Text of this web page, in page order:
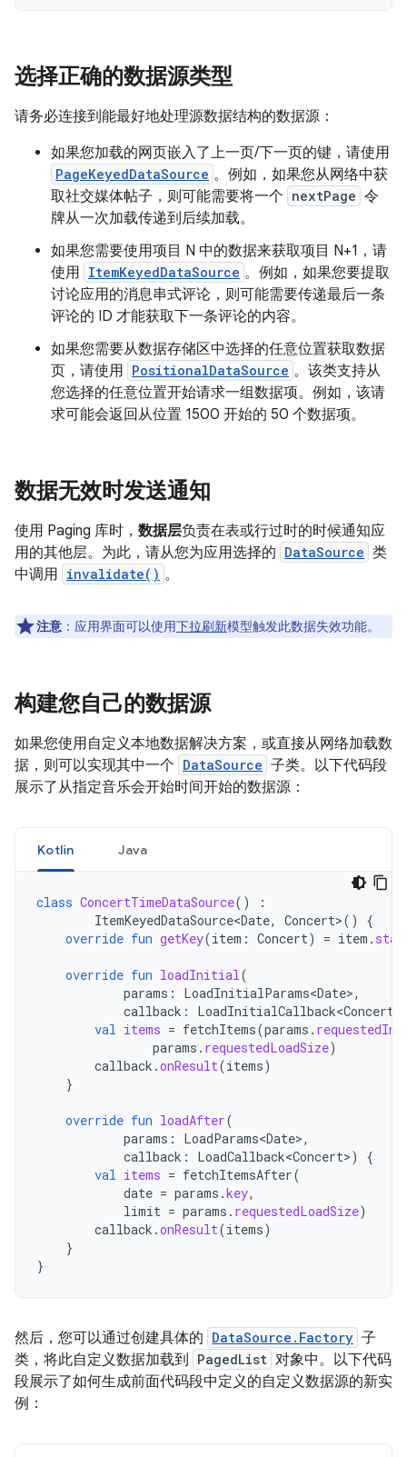
选择正确的数据源类型
请务必连接到能最好地处理源数据结构的数据源：
如果您加载的网页嵌入了上一页/下一页的键，请使用
PageKeyedDataSource 。例如，如果您从网络中获
取社交媒体帖子，则可能需要将一个 nextPage 令
牌从一次加载传递到后续加载。
如果您需要使用项目 N 中的数据来获取项目 N+1 ，请
使用 ItemKeyedDataSource 。例如，如果您要提取
讨论应用的消息串式评论，则可能需要传递最后一条
评论的 ID 才能获取下一条评论的内容。
如果您需要从数据存储区中选择的任意位置获取数据
页，请使用 PositionalDataSource 。该类支持从
您选择的任意位置开始请求一组数据项。例如，该请
求可能会返回从位置 1500 开始的 50 个数据项。
数据无效时发送通知
使用 Paging 库时， 数据层负责在表或行过时的时候通知应
用的其他层。为此，请从您为应用选择的 DataSource 类
中调用 invalidate() 。
注意 ：应用界面可以使用下拉刷新模型触发此数据失效功能。
构建您自己的数据源
如果您使用自定义本地数据解决方案，或直接从网络加载数
据，则可以实现其中一个 DataSource 子类。以下代码段
展示了从指定音乐会开始时间开始的数据源：
Kotlin Java
class ConcertTimeDataSource()
:
ItemKeyedDataSource<Date, Concert>()
{
override fun getKey(item : Concert) = item .
override fun loadInitial(
params : LoadInitialParams<Date>,
callback : LoadInitialCallback<Concert>
val items = fetchItems(params .
params . requestedLoadSize)
callback .onResult(items)
}
override fun loadAfter(
params : LoadParams<Date>,
callback : LoadCallback<Concert>)
{
val items = fetchItemsAfter(
date = params .key,
limit = params . requestedLoadSize)
callback .onResult(items)
}
}
然后，您可以通过创建具体的 DataSource.Factory 子
类，将此自定义数据加载到
PagedList 对象中。以下代码
段展示了如何生成前面代码段中定义的自定义数据源的新实
例：